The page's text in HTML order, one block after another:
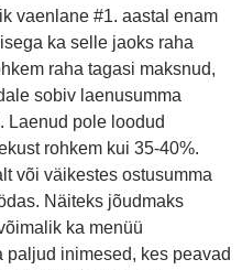
vaenlane #1. aastal enam
ka selle jaoks raha
raha tagasi maksnud,
sobiv laenusumma
Laenud pole loodud
rohkem kui 35-40%.
või väikestes ostusumma
Näiteks jõudmaks
ka menüü
inimesed, kes peavad